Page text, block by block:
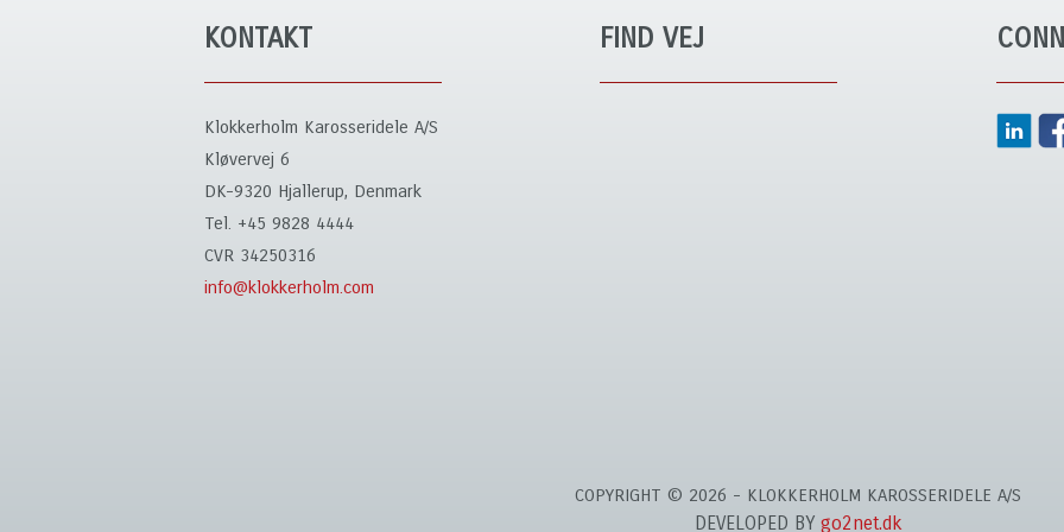
KONTAKT
Klokkerholm Karosseridele A/S
Kløvervej 6
DK-9320 Hjallerup, Denmark
Tel. +45 9828 4444
CVR 34250316
info@klokkerholm.com
FIND VEJ
COPYRIGHT © 2026 - KLOKKERHOLM KAROSSERIDELE A/S
DEVELOPED BY go2net.dk